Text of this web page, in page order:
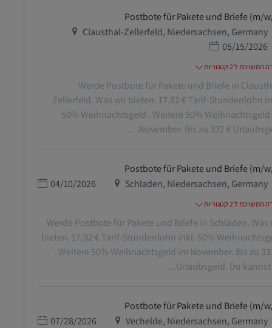
Postbote für Pakete und Briefe (m/
מיקום
Clausthal-Zellerfeld, Niedersachsen, Germany
תאריך פרסום
05/15/2026
ל 2 קטגוריות
Werde Postbote für Pakete und Briefe in
Zellerfeld. Was wir bieten. 17,92 € Tarif-Stundenlohn
50% Weihnachtsgeld . Weitere 50%
November. Bis zu 332 €
Postbote für Pakete und Briefe (m/
מיקום
Schladen, Niedersachsen, Germany תאריך פרסום
04/10/2026
ל 2 קטגוריות
Werde Postbote für Pakete und Briefe in Schladen. Was
bieten. 17,92 € Tarif-Stundenlohn inkl. 50%
. Weitere 50% Weihnachtsgeld im November. Bis zu
Urlaubsgeld. Du kannst
Postbote für Pakete und Briefe (m/
מיקום
Vechelde, Niedersachsen, Germany תאריך פרסום
07/28/2026